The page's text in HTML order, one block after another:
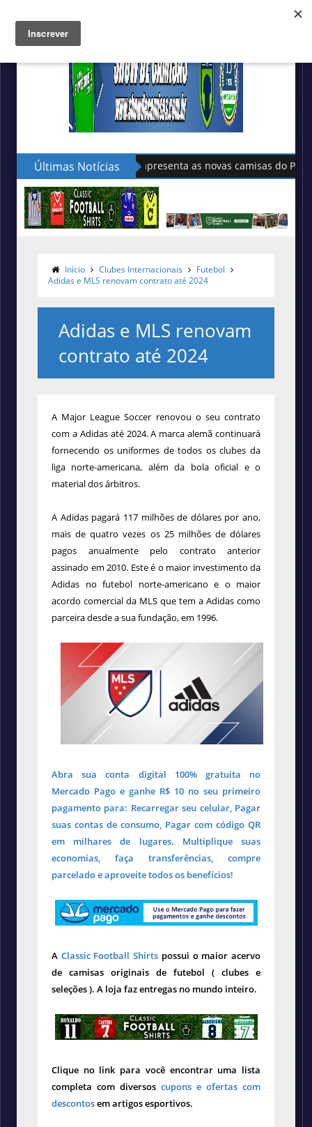
Últimas Notícias
Sudu apresenta as novas camisas do País de Gales
Início Clubes Internacionais
Futebol
Adidas e MLS renovam contrato até 2024
Adidas e MLS renovam
contrato até 2024
A Major League Soccer renovou o seu contrato
com a Adidas até 2024. A marca alemã continuará
fornecendo os uniformes de todos os clubes da
liga norte-americana, além da bola oficial e o
material dos árbitros.
A Adidas pagará 117 milhões de dólares por ano,
mais de quatro vezes os 25 milhões de dólares
pagos anualmente pelo contrato anterior
assinado em 2010. Este é o maior investimento da
Adidas no futebol norte-americano e o maior
acordo comercial da MLS que tem a Adidas como
parceira desde a sua fundação, em 1996.
Abra sua conta digital 100% gratuita no
Mercado Pago e ganhe R$ 10 no seu primeiro
pagamento para: Recarregar seu celular, Pagar
suas contas de consumo, Pagar com código QR
em milhares de lugares. Multiplique suas
economias, faça transferências, compre
parcelado e aproveite todos os benefícios!
A Classic Football Shirts possui o maior acervo
de camisas originais de futebol ( clubes e
seleções ). A loja faz entregas no mundo inteiro.
Clique no link para você encontrar uma lista
completa com diversos cupons e ofertas com
descontosem artigos esportivos.